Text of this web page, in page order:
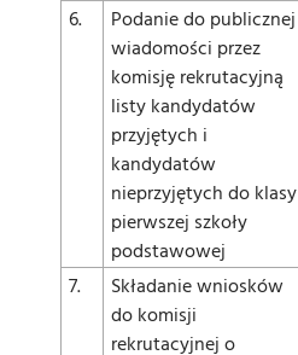
6.
Podanie do publicznej
wiadomości przez
komisję rekrutacyjną
listy kandydatów
przyjętych i
kandydatów
nieprzyjętych do klasy
pierwszej szkoły
podstawowej
7.
Składanie wniosków
do komisji
rekrutacyjnej o